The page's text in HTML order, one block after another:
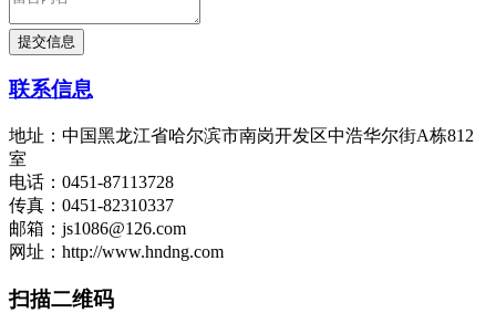
联系信息
地址：中国黑龙江省哈尔滨市南岗开发区中浩华尔街A栋812
室
电话：0451-87113728
传真：0451-82310337
邮箱：js1086@126.com
网址：http://www.hndng.com
扫描二维码